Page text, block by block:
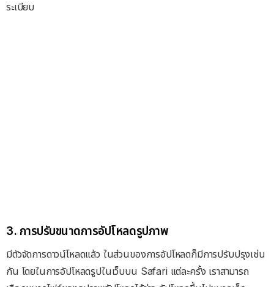
ระเบียบ
3. การปรับขนาดการอัปโหลดรูปภาพ
มีตัวจัดการดาวน์โหลดแล้ว ในส่วนของการอัปโหลดก็มีการปรับปรุงเช่น
กัน โดยในการอัปโหลดรูปในเว็บบน Safari แต่ละครั้ง เราสามารถ